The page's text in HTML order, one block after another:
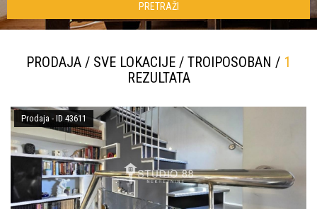
PRETRAŽI
PRODAJA / SVE LOKACIJE / TROIPOSOBAN / 1
REZULTATA
Prodaja - ID 43611